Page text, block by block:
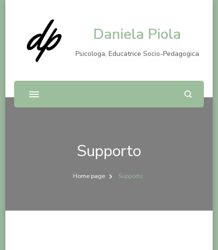
Daniela Piola
Psicologa, Educatrice Socio-Pedagogica
Supporto
Home page Supporto